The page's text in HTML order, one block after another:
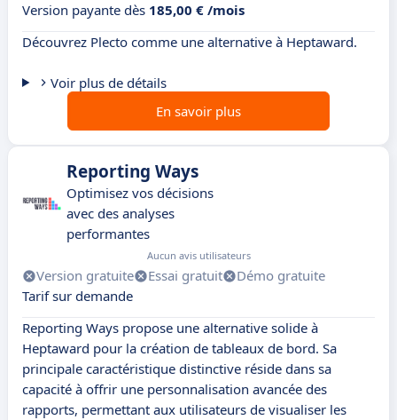
Version payante dès 185,00 € /mois
Découvrez Plecto comme une alternative à Heptaward.
Voir plus de détails
En savoir plus
Reporting Ways
Optimisez vos décisions
avec des analyses
performantes
Aucun avis utilisateurs
Version gratuite Essai gratuit
Démo gratuite
Tarif sur demande
Reporting Ways propose une alternative solide à
Heptaward pour la création de tableaux de bord. Sa
principale caractéristique distinctive réside dans sa
capacité à offrir une personnalisation avancée des
rapports, permettant aux utilisateurs de visualiser les